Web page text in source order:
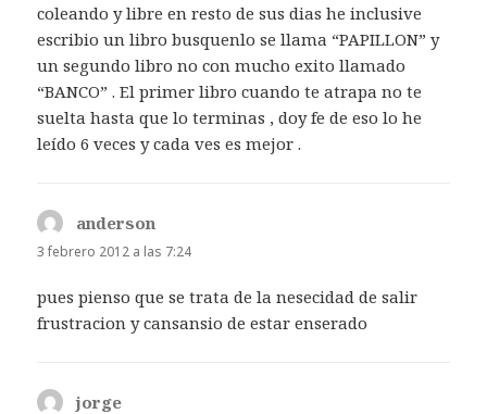
coleando y libre en resto de sus dias he inclusive
escribio un libro busquenlo se llama “PAPILLON” y
un segundo libro no con mucho exito llamado
“BANCO” . El primer libro cuando te atrapa no te
suelta hasta que lo terminas , doy fe de eso lo he
leído 6 veces y cada ves es mejor .
anderson
3 febrero 2012 a las 7:24
pues pienso que se trata de la nesecidad de salir
frustracion y cansansio de estar enserado
jorge